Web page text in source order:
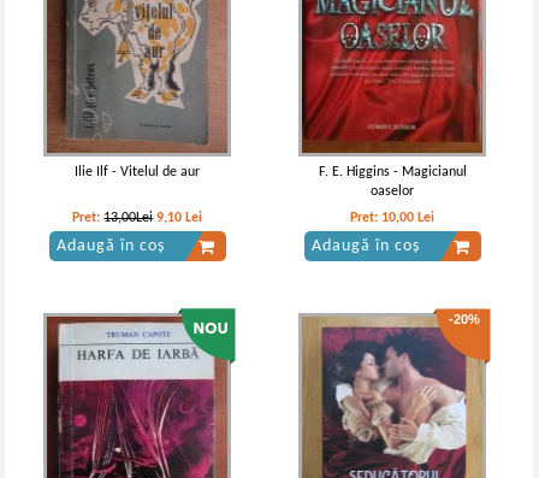
Jaroslav Hasek - Peripetiile bravului
soldat Svejk in razboiul mondial
(volumul 2, Adevarul)
Jaroslav Hasek - Peripetiile bravului
soldat Svejk
Jaroslav Hasek - Peripetiile bravului
soldat Svejk
Jaroslav Hasek - Peripetiile bravului
soldat Svejk in razboiul mondial (2
Ilie Ilf - Vitelul de aur
Pret:13,00Lei 9,10 Lei
Adaugă în coș
F. E. Higgins - Magicianul
oaselor
Pret: 10,00 Lei
Adaugă în coș
-20%